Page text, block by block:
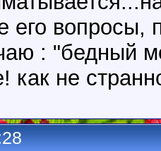
его вопросы,
: "бедный
как не